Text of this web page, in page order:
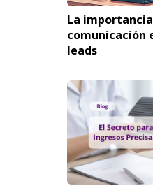
La
comunicación
leads